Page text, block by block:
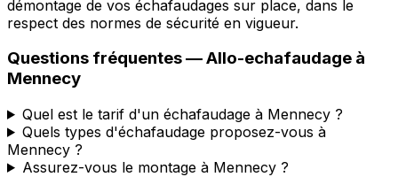
démontage de vos échafaudages sur place, dans le
respect des normes de sécurité en vigueur.
Questions fréquentes —Allo-echafaudage à
Mennecy
Quel est le tarif d'un échafaudage à Mennecy ?
Quels types d'échafaudage proposez-vous à
Mennecy ?
Assurez-vous le montage à Mennecy ?